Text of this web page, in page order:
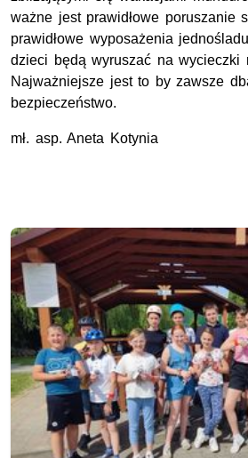
ważne jest prawidłowe poruszanie
prawidłowe wyposażenia
dzieci będą wyruszać na wycieczki
Najważniejsze jest to by zawsze
bezpieczeństwo.
mł. asp. Aneta Kotynia